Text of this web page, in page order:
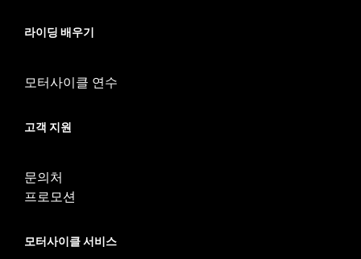
라이딩 배우기
모터사이클 연수
고객 지원
문의처
프로모션
모터사이클 서비스